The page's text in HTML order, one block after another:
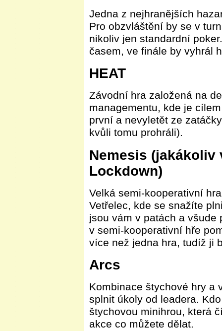
Jedna z nejhranějších
Pro obzvláštění by se v
nikoliv jen standardní
časem, ve finále by vyhrál
HEAT
Závodní hra založená na
managementu, kde je
první a nevyletět ze
kvůli tomu prohráli).
Nemesis (jakákoliv
Lockdown)
Velká semi-kooperativní
Vetřelec, kde se snažíte
jsou vám v patách a všude
v semi-kooperativní hře
více než jedna hra, tudíž ji
Arcs
Kombinace štychové hry a
splnit úkoly od leadera.
štychovou minihrou, která
akce co můžete dělat.